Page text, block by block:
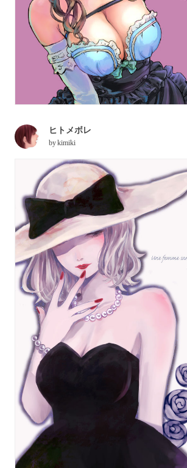
ヒトメボレ
bykimiki